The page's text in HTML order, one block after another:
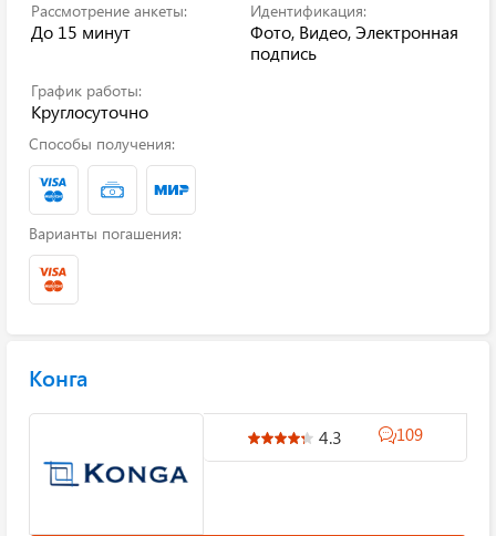
Рассмотрение анкеты:
До 15 минут
Идентификация:
Фото, Видео, Электронная
подпись
График работы:
Круглосуточно
Способы получения:
Варианты погашения:
Конга
4.3 109